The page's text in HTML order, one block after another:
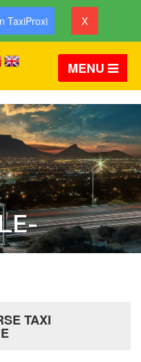
TaxiProxi X
MENU
TAXI